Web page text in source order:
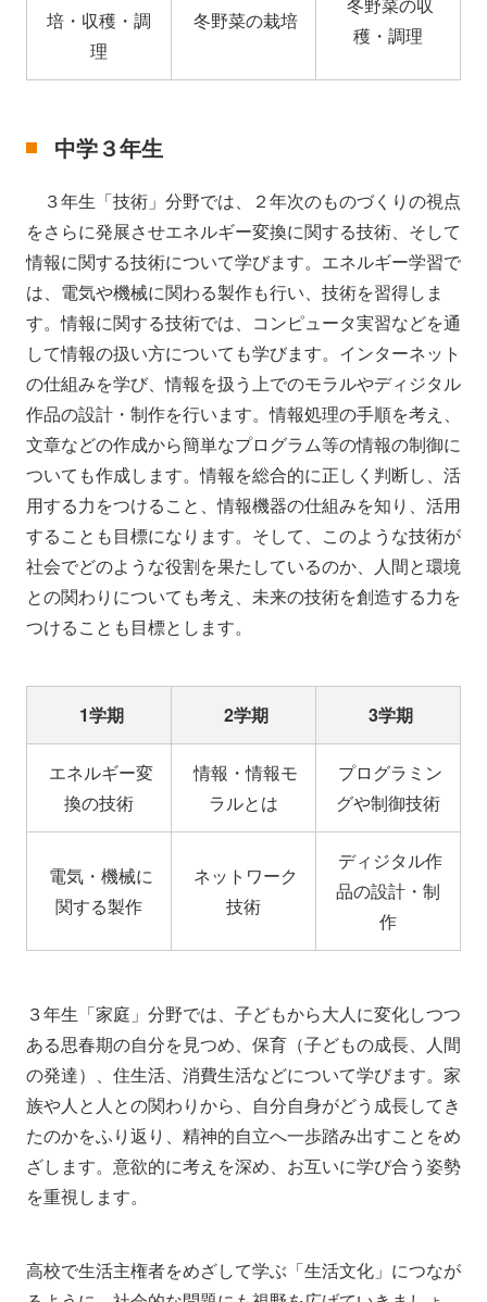
培・収穫・調
理
冬野菜の栽培
穫・調理
中学３年生
３年生「技術」分野では、２年次のものづくりの視点
をさらに発展させエネルギー変換に関する技術、そして
情報に関する技術について学びます。エネルギー学習で
は、電気や機械に関わる製作も行い、技術を習得しま
す。情報に関する技術では、コンピュータ実習などを通
して情報の扱い方についても学びます。インターネット
の仕組みを学び、情報を扱う上でのモラルやディジタル
作品の設計・制作を行います。情報処理の手順を考え、
文章などの作成から簡単なプログラム等の情報の制御に
ついても作成します。情報を総合的に正しく判断し、活
用する力をつけること、情報機器の仕組みを知り、活用
することも目標になります。そして、このような技術が
社会でどのような役割を果たしているのか、人間と環境
との関わりについても考え、未来の技術を創造する力を
つけることも目標とします。
1学期 2学期 3学期
エネルギー変
換の技術
情報・情報モ
ラルとは
プログラミン
グや制御技術
電気・機械に
関する製作
ネットワーク
技術
ディジタル作
品の設計・制
作
３年生「家庭」分野では、子どもから大人に変化しつつ
ある思春期の自分を見つめ、保育（子どもの成長、人間
の発達）、住生活、消費生活などについて学びます。家
族や人と人との関わりから、自分自身がどう成長してき
たのかをふり返り、精神的自立へ一歩踏み出すことをめ
ざします。意欲的に考えを深め、お互いに学び合う姿勢
を重視します。
高校で生活主権者をめざして学ぶ「生活文化」につなが